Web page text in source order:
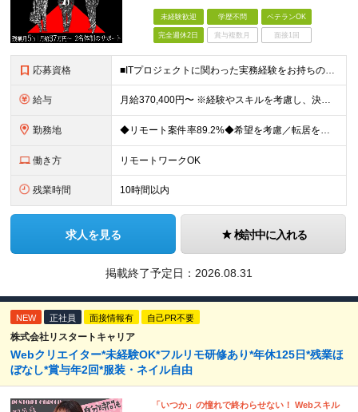
未経験歓迎 学歴不問 ベテランOK
完全週休2日 賞与複数月 面接1回
応募資格 ■ITプロジェクトに関わった実務経験をお持ちの方（年数・職種不問） ■学歴不問 開発、Webディレクター、進行管理など、これまでの経験を活かせます。 PMOとしての実務経験は問いません。 ＼こんな
給与 月給370,400円〜 ※経験やスキルを考慮し、決定いたします ※上記金額には固定残業代（30時間分/70,400円～）を含みます。超過分は別途全額支給いたします ※試用期間6カ月あり（期間中の給与・
勤務地 ◆リモート案件率89.2%◆希望を考慮／転居を伴う転勤なし 一都三県のクライアント先＋在宅勤務（案件により異なります） 【本社】東京都千代田区内幸町2-2-3 日比谷国際ビル3F (変更の範囲)上
働き方 リモートワークOK
残業時間 10時間以内
求人を見る 検討中に入れる
掲載終了予定日： 2026.08.31
NEW 正社員 面接情報有 自己PR不要
株式会社リスタートキャリア
Webクリエイター*未経験OK*フルリモ研修あり*年休125日*残業ほ
ぼなし*賞与年2回*服装・ネイル自由
「いつか」の憧れで終わらせない！ Webスキル